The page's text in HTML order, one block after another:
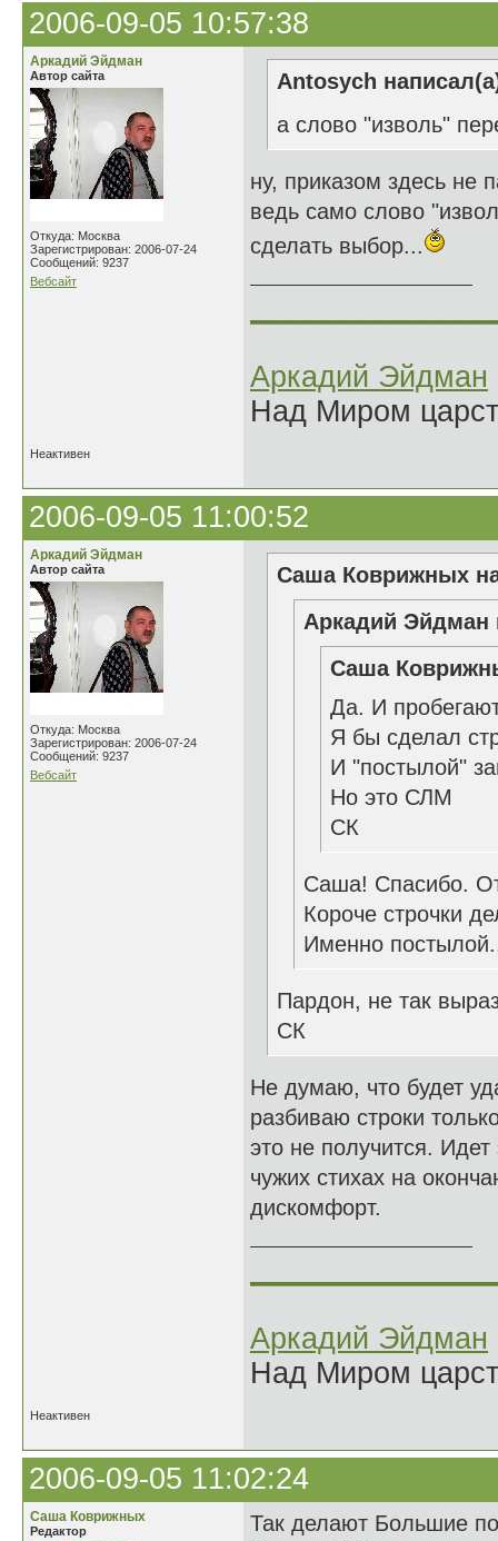
2006-09-05 10:57:38
Аркадий Эйдман
Автор сайта
Откуда: Москва
Зарегистрирован: 2006-07-24
Сообщений: 9237
Вебсайт
Antosych
а слово "изволь"
ну, приказом здесь не
ведь само слово
сделать выбор...
Аркадий Эйдман
Над Миром
Неактивен
2006-09-05 11:00:52
Аркадий Эйдман
Автор сайта
Откуда: Москва
Зарегистрирован: 2006-07-24
Сообщений: 9237
Вебсайт
Саша Коврижных
Аркадий Эйдман
Саша
Да. И
Я бы сделал
И "постылой"
Но это СЛМ
СК
Саша! Спасибо.
Короче строчки
Именно
Пардон, не так
СК
Не думаю, что будет
разбиваю строки
это не получится. Идет
чужих стихах на
дискомфорт.
Аркадий Эйдман
Над Миром
Неактивен
2006-09-05 11:02:24
Саша Коврижных
Редактор
Так делают Большие